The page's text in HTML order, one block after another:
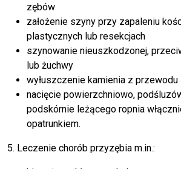
zębów
założenie szyny przy zapaleniu
plastycznych lub resekcjach
szynowanie nieuszkodzonej,
lub żuchwy
wyłuszczenie kamienia z przewodu
nacięcie powierzchniowo,
podskórnie leżącego ropnia
opatrunkiem.
5. Leczenie chorób przyzębia m.in.: